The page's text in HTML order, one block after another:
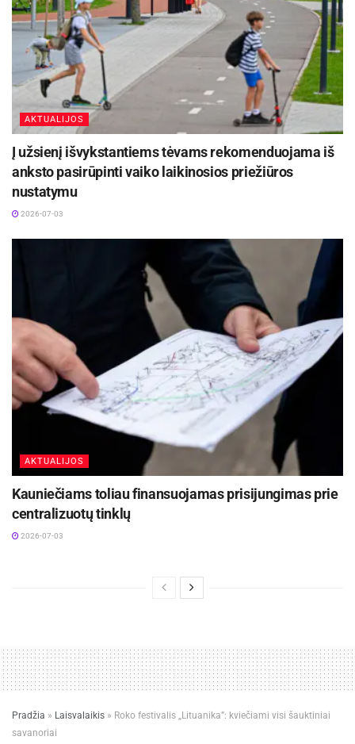
AKTUALIJOS
Į užsienį išvykstantiems tėvams rekomenduojama iš
anksto pasirūpinti vaiko laikinosios priežiūros
nustatymu
2026-07-03
AKTUALIJOS
Kauniečiams toliau finansuojamas prisijungimas prie
centralizuotų tinklų
2026-07-03
Pradžia » Laisvalaikis » Roko festivalis „Lituanika”: kviečiami visi šauktiniai
savanoriai